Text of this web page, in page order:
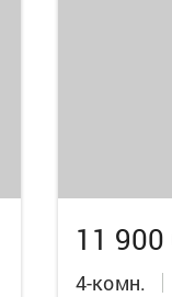
11 900
4-комн.